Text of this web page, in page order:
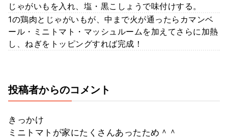
じゃがいもを入れ、塩・黒こしょうで味付けする。
1の鶏肉とじゃがいもが、中まで火が通ったらカマンベ
ール・ミニトマト・マッシュルームを加えてさらに加熱
し、ねぎをトッピングすれば完成！
投稿者からのコメント
きっかけ
ミニトマトが家にたくさんあったため＾＾